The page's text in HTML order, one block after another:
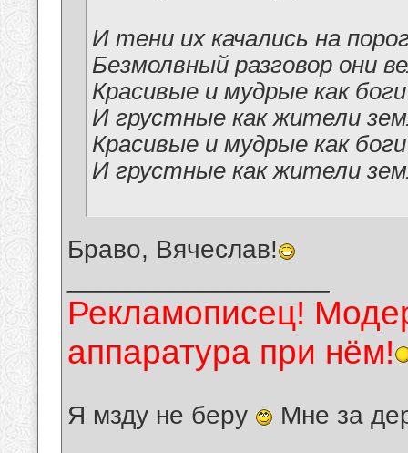
И тени их качались на
Безмолвный разговор они
Красивые и мудрые как боги
И грустные как жители
Красивые и мудрые как боги
И грустные как жители
Браво, Вячеслав!
Рекламописец!
аппаратура при нём!
Я мзду не беру Мне за